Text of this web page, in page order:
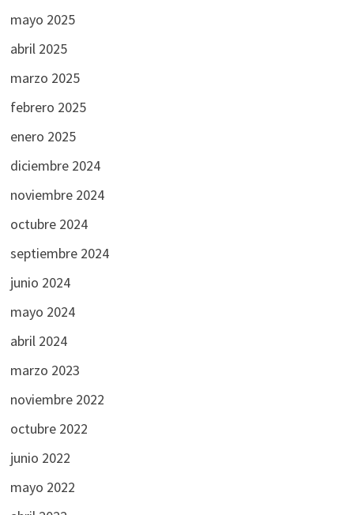
mayo 2025
abril 2025
marzo 2025
febrero 2025
enero 2025
diciembre 2024
noviembre 2024
octubre 2024
septiembre 2024
junio 2024
mayo 2024
abril 2024
marzo 2023
noviembre 2022
octubre 2022
junio 2022
mayo 2022